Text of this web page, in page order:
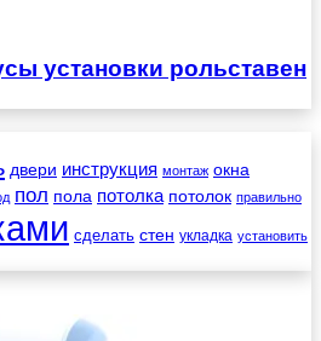
установки рольставен
двери инструкция монтаж окна
пол пола потолка потолок правильно
сделать стен укладка установить